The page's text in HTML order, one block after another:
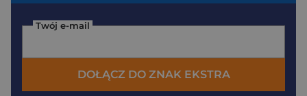
Twój e-mail
DOŁĄCZ DO ZNAK EKSTRA